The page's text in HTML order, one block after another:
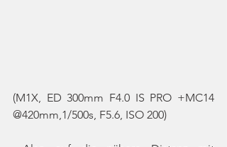
(M1X, ED 300mm F4.0 IS PRO +MC14
@420mm,1/500s, F5.6, ISO 200)